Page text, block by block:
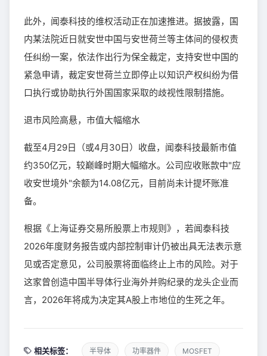
此外，闻泰科技的维权活动正在加速推进。据披露，国
内某法院近日就安世中国与安世荷兰等主体间的侵权责
任纠纷一案，依法作出行为保全裁定，支持安世中国的
紧急申请，裁定安世荷兰立即停止以知识产权纠纷为借
口执行或协助执行外国国家采取的歧视性限制措施。
退市风险高悬，市值大幅缩水
截至4月29日（或4月30日）收盘，闻泰科技最新市值
约350亿元，较巅峰时期大幅缩水。公司应收账款中"应
收安世境外"余额为14.08亿元，目前尚未计提坏账准
备。
根据《上海证券交易所股票上市规则》，若闻泰科技
2026年度财务报告或内部控制审计仍被出具无法表示意
见或否定意见，公司股票将面临终止上市的风险。对于
这家曾创造中国半导体行业海外并购纪录的龙头企业而
言，2026年将成为决定其A股上市地位的生死之年。
相关标签： 半导体 功率器件 MOSFET